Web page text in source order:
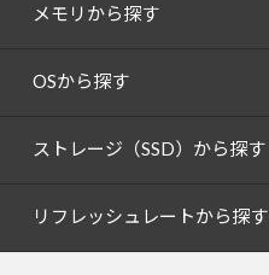
メモリから探す
OSから探す
ストレージ（SSD）から探す
リフレッシュレートから探す